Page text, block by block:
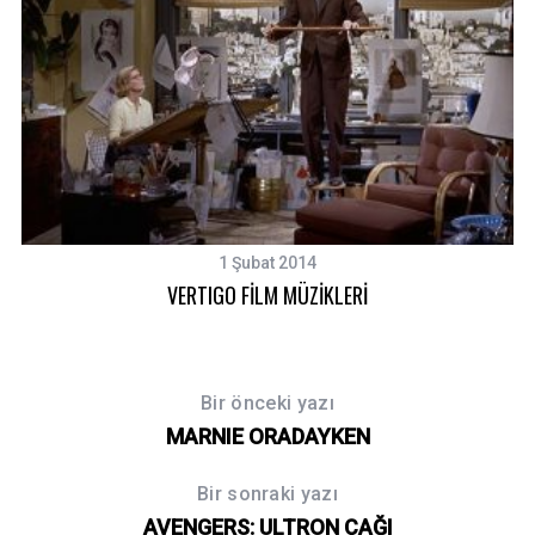
1 Şubat 2014
VERTIGO FİLM MÜZİKLERİ
Bir önceki yazı
MARNIE ORADAYKEN
Bir sonraki yazı
AVENGERS: ULTRON ÇAĞI